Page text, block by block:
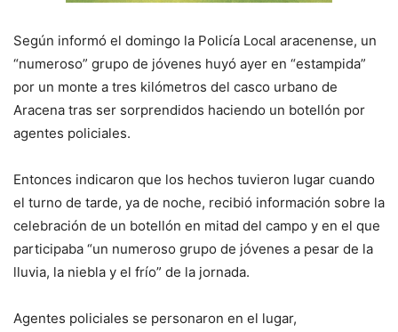
Según informó el domingo la Policía Local aracenense, un
“numeroso” grupo de jóvenes huyó ayer en “estampida”
por un monte a tres kilómetros del casco urbano de
Aracena tras ser sorprendidos haciendo un botellón por
agentes policiales.
Entonces indicaron que los hechos tuvieron lugar cuando
el turno de tarde, ya de noche, recibió información sobre la
celebración de un botellón en mitad del campo y en el que
participaba “un numeroso grupo de jóvenes a pesar de la
lluvia, la niebla y el frío” de la jornada.
Agentes policiales se personaron en el lugar,